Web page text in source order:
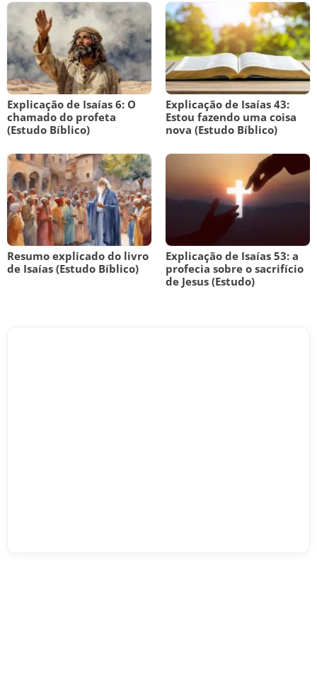
Explicação de Isaías 6: O
chamado do profeta
(Estudo Bíblico)
Explicação de Isaías 43:
Estou fazendo uma coisa
nova (Estudo Bíblico)
Resumo explicado do livro
de Isaías (Estudo Bíblico)
Explicação de Isaías 53: a
profecia sobre o sacrifício
de Jesus (Estudo)